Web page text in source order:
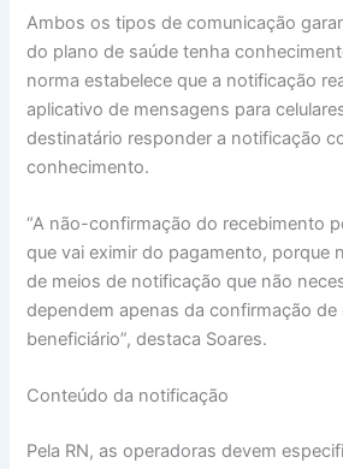
Ambos os tipos de comunicação
do plano de saúde tenha
norma estabelece que a notificação
aplicativo de mensagens para
destinatário responder a notificação
conhecimento.
“A não-confirmação do recebimento
que vai eximir do pagamento, porque
de meios de notificação que não
dependem apenas da confirmação
beneficiário”, destaca Soares.
Conteúdo da notificação
Pela RN, as operadoras devem